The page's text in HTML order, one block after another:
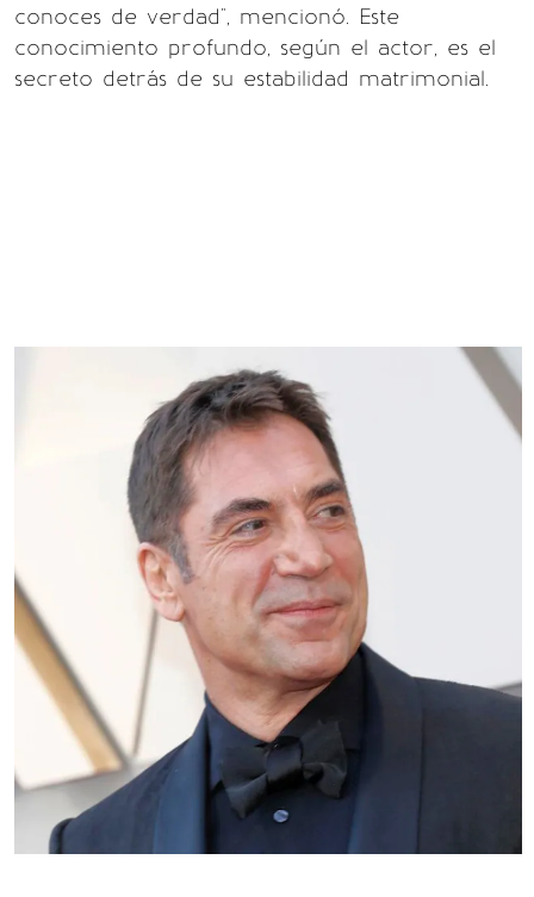
conoces de verdad", mencionó. Este
conocimiento profundo, según el actor, es el
secreto detrás de su estabilidad matrimonial.